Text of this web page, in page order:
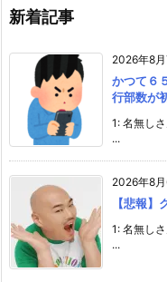
新着記事
2026年8月
かつて６
行部数が
1: 名無し
...
2026年8月
【悲報
1: 名無し
...